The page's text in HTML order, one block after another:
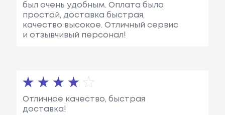
был очень удобным. Оплата была
простой, доставка быстрая,
качество высокое. Отличный сервис
и отзывчивый персонал!
Отличное качество, быстрая
доставка!